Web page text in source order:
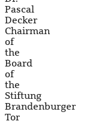
Pascal
Decker
Chairman
of
the
Board
of
the
Stiftung
Brandenburger
Tor